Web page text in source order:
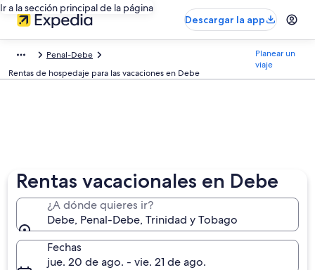
Ir a la sección principal de la página
Descargar la app
Penal-Debe
Rentas de hospedaje para las vacaciones en Debe
Planear un
viaje
Rentas vacacionales en Debe
¿A dónde quieres ir?
Debe, Penal-Debe, Trinidad y Tobago
Fechas
jue. 20 de ago. - vie. 21 de ago.